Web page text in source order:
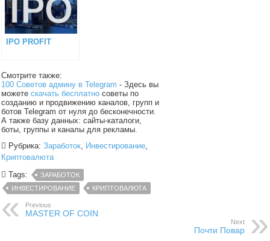
IPO PROFIT
Смотрите также:
100 Советов админу в Telegram - Здесь вы
можетескачать бесплатно советы по
созданию и продвижению каналов, групп и
ботов Telegram от нуля до бесконечности.
А также базу данных: сайты-каталоги,
боты, группы и каналы для рекламы.
Рубрика:Заработок, Инвестирование,
Криптовалюта
Tags:
ЗАРАБОТОК
ИНВЕСТИРОВАНИЕ
КРИПТОВАЛЮТА
Previous
MASTER OF COIN
Next
Почти Повар